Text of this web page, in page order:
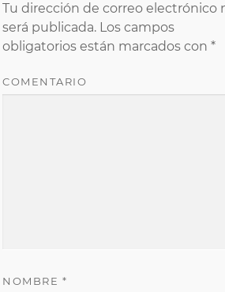
Tu dirección de correo electrónico
será publicada. Los campos
obligatorios están marcados con*
COMENTARIO
NOMBRE *